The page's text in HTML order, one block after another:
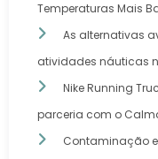
Temperaturas Mais
As alternativas
atividades náuticas
Nike Running
parceria com o
Contaminação